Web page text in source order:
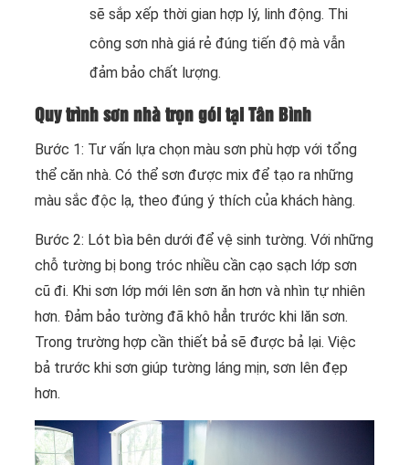
sẽ sắp xếp thời gian hợp lý, linh động. Thi
công sơn nhà giá rẻ đúng tiến độ mà vẫn
đảm bảo chất lượng.
Quy trình sơn nhà trọn gói tại Tân Bình
Bước 1: Tư vấn lựa chọn màu sơn phù hợp với tổng
thể căn nhà. Có thể sơn được mix để tạo ra những
màu sắc độc lạ, theo đúng ý thích của khách hàng.
Bước 2: Lót bìa bên dưới để vệ sinh tường. Với những
chỗ tường bị bong tróc nhiều cần cạo sạch lớp sơn
cũ đi. Khi sơn lớp mới lên sơn ăn hơn và nhìn tự nhiên
hơn. Đảm bảo tường đã khô hẳn trước khi lăn sơn.
Trong trường hợp cần thiết bả sẽ được bả lại. Việc
bả trước khi sơn giúp tường láng mịn, sơn lên đẹp
hơn.